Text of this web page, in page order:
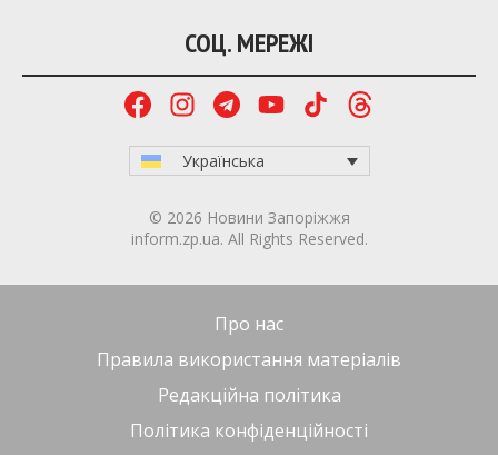
СОЦ. МЕРЕЖІ
Українська
© 2026 Новини Запоріжжя
inform.zp.ua. All Rights Reserved.
Про нас
Правила використання матеріалів
Редакційна політика
Політика конфіденційності